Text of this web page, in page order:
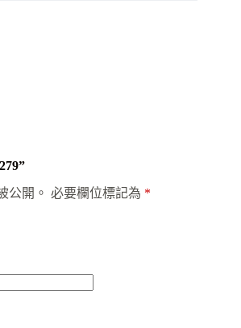
公開。 必要欄位標記為 *